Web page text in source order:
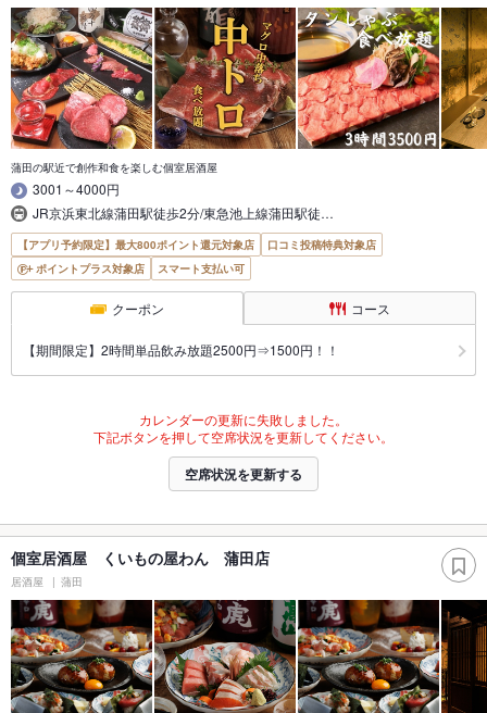
蒲田の駅近で創作和食を楽しむ個室居酒屋
3001～4000円
JR京浜東北線蒲田駅徒歩2分/東急池上線蒲田駅徒…
【アプリ予約限定】最大800ポイント還元対象店
口コミ投稿特典対象店
ポイントプラス対象店
スマート支払い可
クーポン コース
【期間限定】2時間単品飲み放題2500円⇒1500円！！
カレンダーの更新に失敗しました。
下記ボタンを押して空席状況を更新してください。
空席状況を更新する
個室居酒屋 くいもの屋わん 蒲田店
居酒屋 蒲田